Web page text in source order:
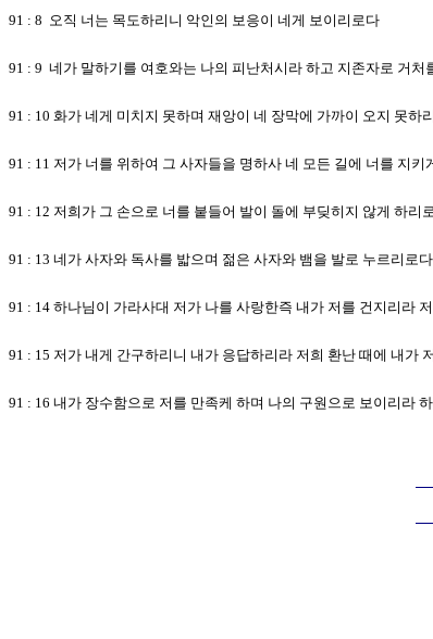
91 : 8 오직 너는 목도하리니 악인의 보응이 네게 보이리로다
91 : 9 네가 말하기를 여호와는 나의 피난처시라 하고 지존자로 거처
91 : 10 화가 네게 미치지 못하며 재앙이 네 장막에 가까이 오지 못하
91 : 11 저가 너를 위하여 그 사자들을 명하사 네 모든 길에 너를 지키
91 : 12 저희가 그 손으로 너를 붙들어 발이 돌에 부딪히지 않게 하리
91 : 13 네가 사자와 독사를 밟으며 젊은 사자와 뱀을 발로 누르리로다
91 : 14 하나님이 가라사대 저가 나를 사랑한즉 내가 저를 건지리라
91 : 15 저가 내게 간구하리니 내가 응답하리라 저희 환난 때에 내가
91 : 16 내가 장수함으로 저를 만족케 하며 나의 구원으로 보이리라